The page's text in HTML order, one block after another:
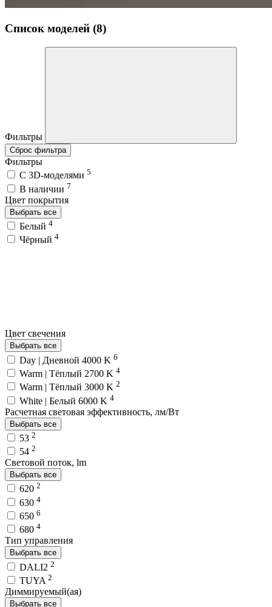
Список моделей (8)
Фильтры
Сброс фильтра
Фильтры
C 3D-моделями 5
В наличии 7
Цвет покрытия
Выбрать все
Белый 4
Чёрный 4
Цвет свечения
Выбрать все
Day | Дневной 4000 K 6
Warm | Тёплый 2700 K 4
Warm | Тёплый 3000 K 2
White | Белый 6000 K 4
Расчетная световая эффективность, лм/Вт
Выбрать все
53 2
54 2
Световой поток, lm
Выбрать все
620 2
630 4
650 6
680 4
Тип управления
Выбрать все
DALI2 2
TUYA 2
Диммируемый(ая)
Выбрать все